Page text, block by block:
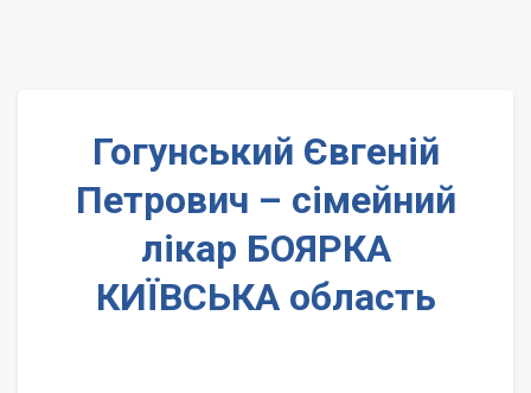
Гогунський Євгеній
Петрович – сімейний
лікар БОЯРКА
КИЇВСЬКА область